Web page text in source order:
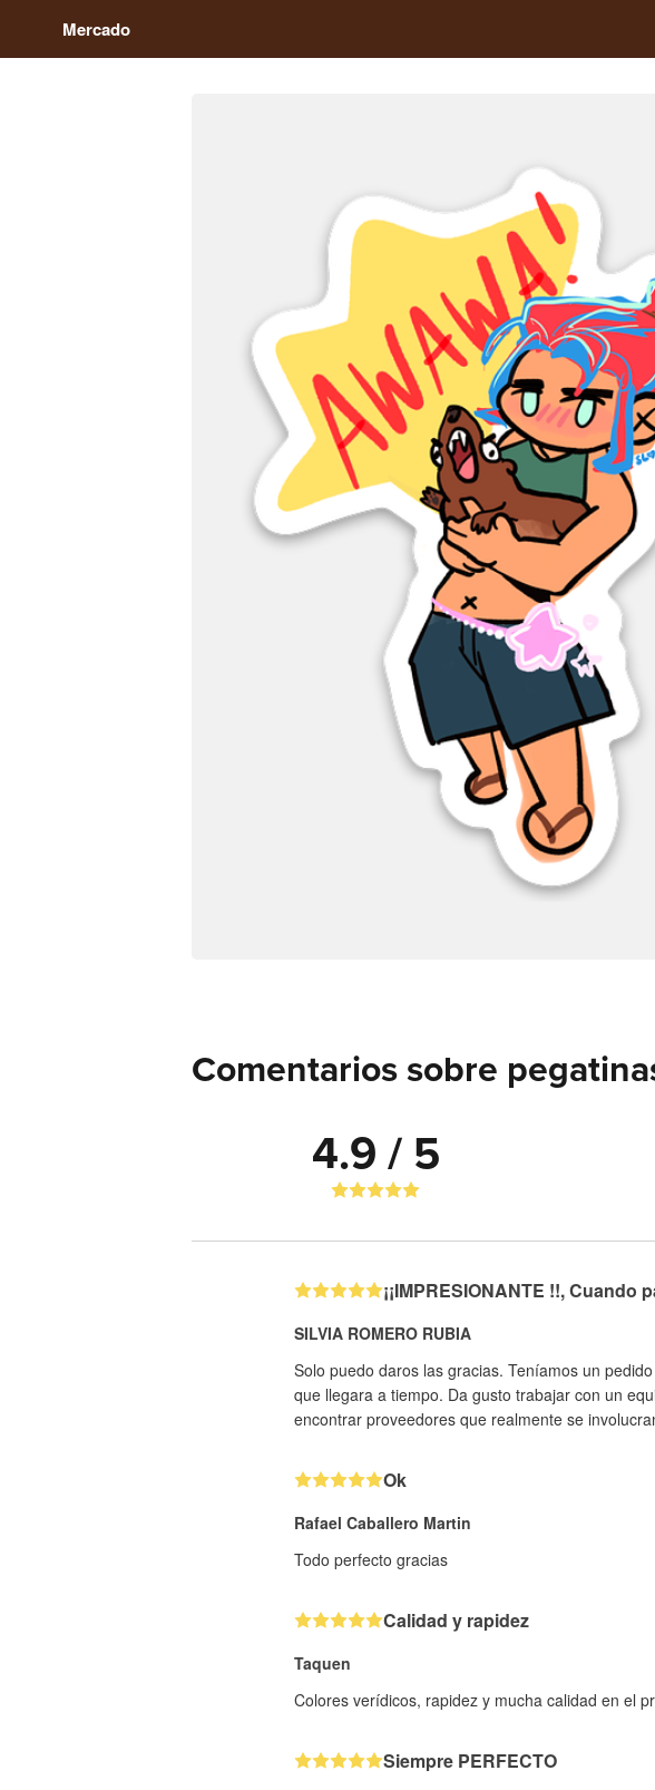
Mercado
Comentarios sobre
4.9 / 5
¡¡IMPRESIONANTE !!,
SILVIA ROMERO RUBIA
Solo puedo daros las gracias. Teníamos un
que llegara a tiempo. Da gusto trabajar con un
encontrar proveedores que realmente se
Ok
Rafael Caballero Martin
Todo perfecto gracias
Calidad y rapidez
Taquen
Colores verídicos, rapidez y mucha calidad en el
Siempre PERFECTO